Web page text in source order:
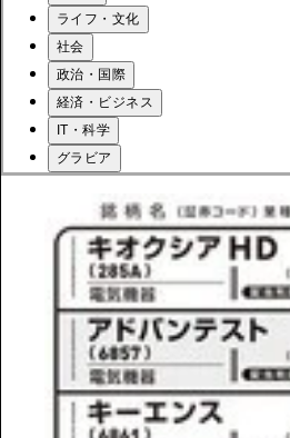
ライフ・文化
社会
政治・国際
経済・ビジネス
IT・科学
グラビア